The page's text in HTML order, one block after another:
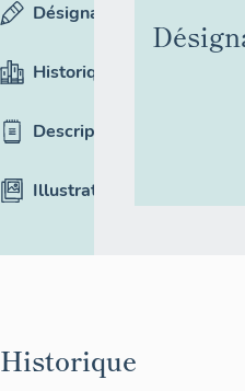
Désignation
Historique
Description
Illustrations
Historique